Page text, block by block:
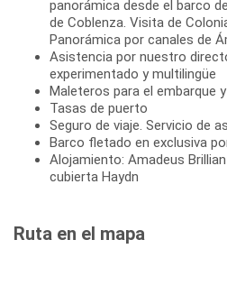
panorámica desde el barco
de Coblenza. Visita de
Panorámica por canales de
Asistencia por nuestro
experimentado y multilingüe
Maleteros para el embarque
Tasas de puerto
Seguro de viaje. Servicio de
Barco fletado en exclusiva
Alojamiento: Amadeus
cubierta Haydn
Ruta en el mapa